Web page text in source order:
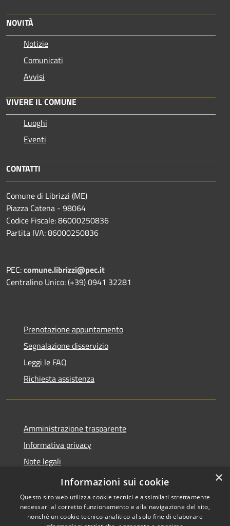
NOVITÀ
Notizie
Comunicati
Avvisi
VIVERE IL COMUNE
Luoghi
Eventi
CONTATTI
Comune di Librizzi (ME)
Piazza Catena - 98064
Codice Fiscale: 86000250836
Partita IVA: 86000250836
PEC:comune.librizzi@pec.it
Centralino Unico: (+39) 0941 32281
Prenotazione appuntamento
Segnalazione disservizio
Leggi le FAQ
Richiesta assistenza
Amministrazione trasparente
Informativa privacy
Note legali
Dichiarazione di accessibilità
×
Informazioni sui cookie
Questo sito web utilizza cookie tecnici e assimilati strettamente
necessari al corretto funzionamento e alla navigazione del sito,
nonché un cookie tecnico analitico al solo fine di elaborare